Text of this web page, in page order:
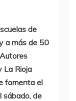
de
a más de 50
La Rioja
fomenta el
sábado, de